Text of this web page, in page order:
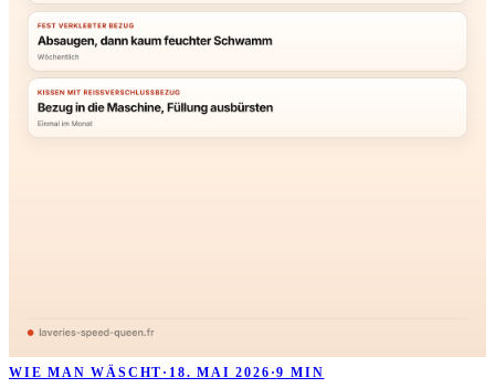
WIE MAN WÄSCHT · 18. MAI 2026 ·9 MIN